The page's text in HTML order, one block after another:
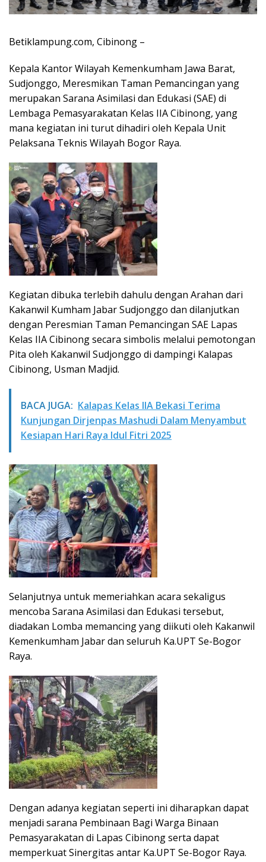
Betiklampung.com, Cibinong –
Kepala Kantor Wilayah Kemenkumham Jawa Barat,
Sudjonggo, Meresmikan Taman Pemancingan yang
merupakan Sarana Asimilasi dan Edukasi (SAE) di
Lembaga Pemasyarakatan Kelas IIA Cibinong, yang
mana kegiatan ini turut dihadiri oleh Kepala Unit
Pelaksana Teknis Wilayah Bogor Raya.
Kegiatan dibuka terlebih dahulu dengan Arahan dari
Kakanwil Kumham Jabar Sudjonggo dan dilanjutkan
dengan Peresmian Taman Pemancingan SAE Lapas
Kelas IIA Cibinong secara simbolis melalui pemotongan
Pita oleh Kakanwil Sudjonggo di dampingi Kalapas
Cibinong, Usman Madjid.
BACA JUGA: Kalapas Kelas IIA Bekasi Terima
Kunjungan Dirjenpas Mashudi Dalam Menyambut
Kesiapan Hari Raya Idul Fitri 2025
Selanjutnya untuk memeriahkan acara sekaligus
mencoba Sarana Asimilasi dan Edukasi tersebut,
diadakan Lomba memancing yang diikuti oleh Kakanwil
Kemenkumham Jabar dan seluruh Ka.UPT Se-Bogor
Raya.
Dengan adanya kegiatan seperti ini diharapkan dapat
menjadi sarana Pembinaan Bagi Warga Binaan
Pemasyarakatan di Lapas Cibinong serta dapat
memperkuat Sinergitas antar Ka.UPT Se-Bogor Raya.